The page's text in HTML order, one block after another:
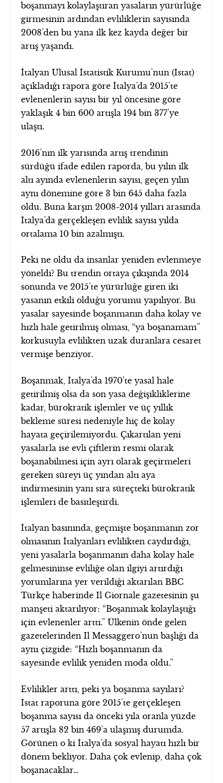
boşanmayı kolaylaştıran yasaların yürürlüğe
girmesinin ardından evliliklerin sayısında
2008’den bu yana ilk kez kayda değer bir
artış yaşandı.
İtalyan Ulusal İstatistik Kurumu’nun (Istat)
açıkladığı rapora göre İtalya’da 2015’te
evlenenlerin sayısı bir yıl öncesine göre
yaklaşık 4 bin 600 artışla 194 bin 377’ye
ulaştı.
2016’nın ilk yarısında artış trendinin
sürdüğü ifade edilen raporda, bu yılın ilk
altı ayında evlenenlerin sayısı, geçen yılın
aynı dönemine göre 3 bin 645 daha fazla
oldu. Buna karşın 2008-2014 yılları arasında
İtalya’da gerçekleşen evlilik sayısı yılda
ortalama 10 bin azalmıştı.
Peki ne oldu da insanlar yeniden evlenmeye
yöneldi? Bu trendin ortaya çıkışında 2014
sonunda ve 2015’te yürürlüğe giren iki
yasanın etkili olduğu yorumu yapılıyor. Bu
yasalar sayesinde boşanmanın daha kolay ve
hızlı hale getirilmiş olması, “ya boşanamam”
korkusuyla evlilikten uzak duranlara cesaret
vermişe benziyor.
Boşanmak, İtalya’da 1970’te yasal hale
getirilmiş olsa da son yasa değişikliklerine
kadar, bürokratik işlemler ve üç yıllık
bekleme süresi nedeniyle hiç de kolay
hayata geçirilemiyordu. Çıkartılan yeni
yasalarla ise evli çiftlerin resmi olarak
boşanabilmesi için ayrı olarak geçirmeleri
gereken süreyi üç yından altı aya
indirmesinin yanı sıra süreçteki bürokratik
işlemleri de basitleştirdi.
İtalyan basınında, geçmişte boşanmanın zor
olmasının İtalyanları evlilikten caydırdığı,
yeni yasalarla boşanmanın daha kolay hale
gelmesininse evliliğe olan ilgiyi artırdığı
yorumlarına yer verildiği aktarılan BBC
Türkçe haberinde Il Giornale gazetesinin şu
manşeti aktarılıyor: “Boşanmak kolaylaştığı
için evlenenler arttı.” Ülkenin önde gelen
gazetelerinden Il Messaggero’nun başlığı da
aynı çizgide: “Hızlı boşanmanın da
sayesinde evlilik yeniden moda oldu.”
Evlilikler arttı, peki ya boşanma sayıları?
Istat raporuna göre 2015’te gerçekleşen
boşanma sayısı da önceki yıla oranla yüzde
57 artışla 82 bin 469’a ulaşmış durumda.
Görünen o ki İtalya’da sosyal hayatı hızlı bir
dönem bekliyor. Daha çok evlenip, daha çok
boşanacaklar…